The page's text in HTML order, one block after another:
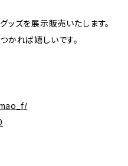
ッズを展示販売いたします。
かれば嬉しいです。